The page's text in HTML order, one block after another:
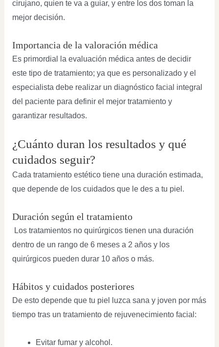
cirujano, quien te va a guiar, y entre los dos toman la
mejor decisión.
Importancia de la valoración médica
Es primordial la evaluación médica antes de decidir
este tipo de tratamiento; ya que es personalizado y el
especialista debe realizar un diagnóstico facial integral
del paciente para definir el mejor tratamiento y
garantizar resultados.
¿Cuánto duran los resultados y qué
cuidados seguir?
Cada tratamiento estético tiene una duración estimada,
que depende de los cuidados que le des a tu piel.
Duración según el tratamiento
Los tratamientos no quirúrgicos tienen una duración
dentro de un rango de 6 meses a 2 años y los
quirúrgicos pueden durar 10 años o más.
Hábitos y cuidados posteriores
De esto depende que tu piel luzca sana y joven por más
tiempo tras un tratamiento de rejuvenecimiento facial:
Evitar fumar y alcohol.